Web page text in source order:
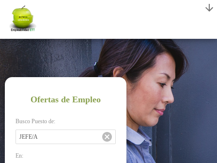
Ofertas de Empleo
Busco Puesto de:
En: